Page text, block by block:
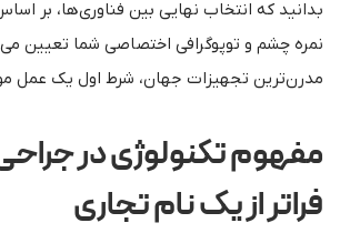
بدانید که انتخاب نهایی بین فناوری‌ها، بر
نمره چشم و توپوگرافی اختصاصی شما تعیین
مدرن‌ترین تجهیزات جهان، شرط اول یک عمل
مفهوم تکنولوژی در
فراتر از یک نام تجاری